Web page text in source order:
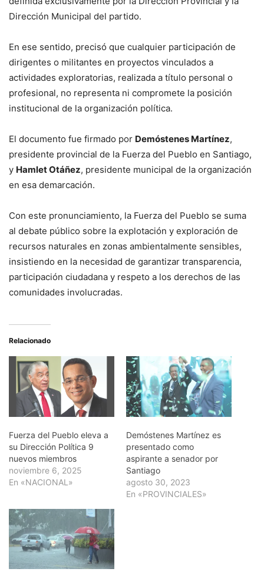
Dirección Municipal del partido.
En ese sentido, precisó que cualquier participación de
dirigentes o militantes en proyectos vinculados a
actividades exploratorias, realizada a título personal o
profesional, no representa ni compromete la posición
institucional de la organización política.
El documento fue firmado por Demóstenes Martínez,
presidente provincial de la Fuerza del Pueblo en Santiago,
y Hamlet Otáñez, presidente municipal de la organización
en esa demarcación.
Con este pronunciamiento, la Fuerza del Pueblo se suma
al debate público sobre la explotación y exploración de
recursos naturales en zonas ambientalmente sensibles,
insistiendo en la necesidad de garantizar transparencia,
participación ciudadana y respeto a los derechos de las
comunidades involucradas.
Relacionado
Fuerza del Pueblo eleva a
su Dirección Política 9
nuevos miembros
noviembre 6, 2025
En «NACIONAL»
Demóstenes Martínez es
presentado como
aspirante a senador por
Santiago
agosto 30, 2023
En «PROVINCIALES»